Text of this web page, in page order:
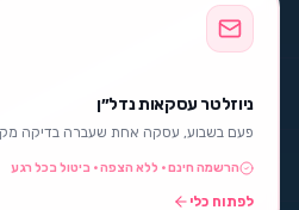
ניוזלטר עסקאות נדל״ן
פעם בשבוע, עסקה אחת שעברה בדיקה
הרשמה חינם · ללא הצפה · ביטול בכל רגע
לפתוח כלי